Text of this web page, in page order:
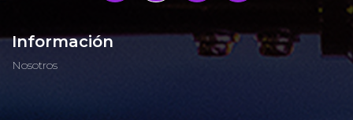
Información
Nosotros